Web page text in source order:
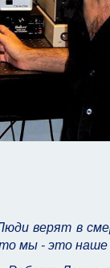
верят в
мы - это